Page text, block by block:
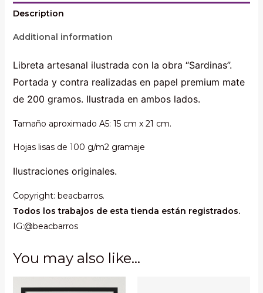
cuaderno
ilustrado
peces,
ilustración
sardinas
de
tamaño
A5
x
cm
Description
Additional information
Libreta artesanal ilustrada con la obra “Sardinas”.
Portada y contra realizadas en papel premium mate
de 200 gramos. Ilustrada en ambos lados.
Tamaño aproximado A5: 15 cm x 21 cm.
Hojas lisas de 100 g/m2 gramaje
Ilustraciones originales.
Copyright: beacbarros.
Todos los trabajos de esta tienda están registrados.
IG:@beacbarros
You may also like…